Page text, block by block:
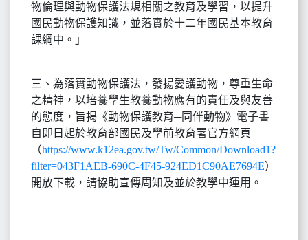
物倫理與動物保護法規相關之教育及學習，以提升
國民動物保護知識，並落實於十二年國民基本教育
課綱中。」
三、為落實動物保護法，發揚愛護動物，尊重生命
之精神，以培養學生教養動物應有的責任及與友善
的態度，旨揭《動物保護教育─同伴動物》電子書
自即日起於教育部國民及學前教育署官方網頁
（https://www.k12ea.gov.tw/Tw/Common/Download1?
filter=043F1AEB-690C-4F45-924ED1C90AE7694E）
開放下載，請協助宣傳周知及並於教學中運用。